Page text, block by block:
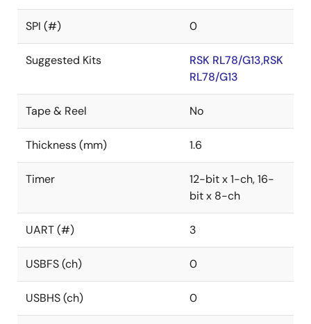
SPI (#) 0
Suggested Kits
RSK RL78/G13,RSK
RL78/G13
Tape & Reel No
Thickness (mm) 1.6
Timer
12-bit x 1-ch, 16-
bit x 8-ch
UART (#) 3
USBFS (ch) 0
USBHS (ch) 0